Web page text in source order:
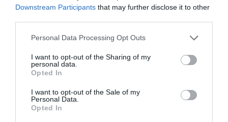
Downstream Participants that may further disclose it to other
Personal Data Processing Opt Outs
I want to opt-out of the Sharing of my
personal data.
Opted In
I want to opt-out of the Sale of my
Personal Data.
Opted In
Ακολουθήστε το Culturenow.gr στο Google News
μάθετε πρώτοι όλες τις ειδήσεις
Δείτε όλα τατελευταία νέα
Πολιτισμό στοCulturenow.gr
Νέοι Διαγωνισμοί